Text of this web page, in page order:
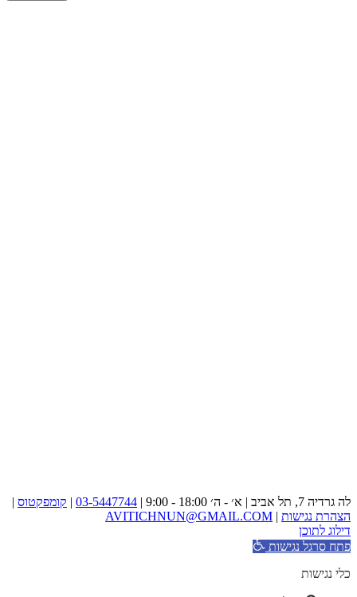
לה גרדיה 7, תל אביב | א׳ - ה׳ 18:00 - 9:00 | 03-5447744
| קומפקטוס |
הצהרת נגישות |
AVITICHNUN@GMAIL.COM
דילוג לתוכן
פתח סרגל נגישות
כלי נגישות